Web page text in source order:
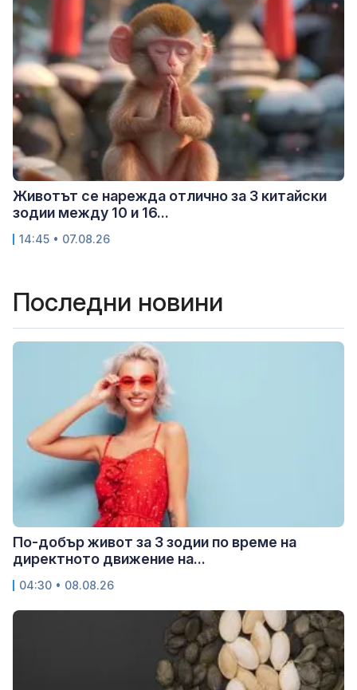
Животът се нарежда отлично за 3 китайски
зодии между 10 и 16...
14:45 • 07.08.26
Последни новини
По-добър живот за 3 зодии по време на
директното движение на...
04:30 • 08.08.26